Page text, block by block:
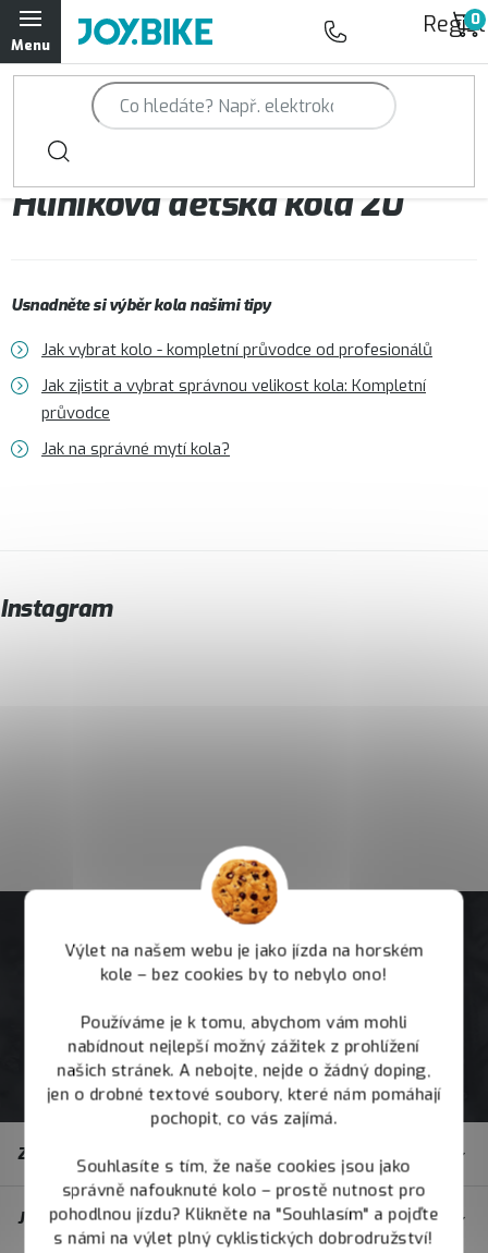
Výlet na našem webu je jako jízda na horském
kole – bez cookies by to nebylo ono!
Používáme je k tomu, abychom vám mohli
nabídnout nejlepší možný zážitek z prohlížení
našich stránek. A nebojte, nejde o žádný doping,
jen o drobné textové soubory, které nám pomáhají
pochopit, co vás zajímá.
Souhlasíte s tím, že naše cookies jsou jako
správně nafouknuté kolo – prostě nutnost pro
pohodlnou jízdu? Klikněte na "Souhlasím" a pojďte
s námi na výlet plný cyklistických dobrodružství!
Přejít
na
obsah
Trailová kola Qayron
Horská kola Qayron
Dámská horská kola Qayron
Doplňky a oblečení Qayron
Kontakt Servisní a výdejní místa
Hliníková dětská kola 20"
Usnadněte si výběr kola našimi tipy
Jak vybrat kolo - kompletní průvodce od profesionálů
Jak zjistit a vybrat správnou velikost kola: Kompletní
průvodce
Jak na správné mytí kola?
Instagram
Zákaznický servis
JOY.BIKE